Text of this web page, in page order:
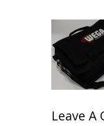
Leave A